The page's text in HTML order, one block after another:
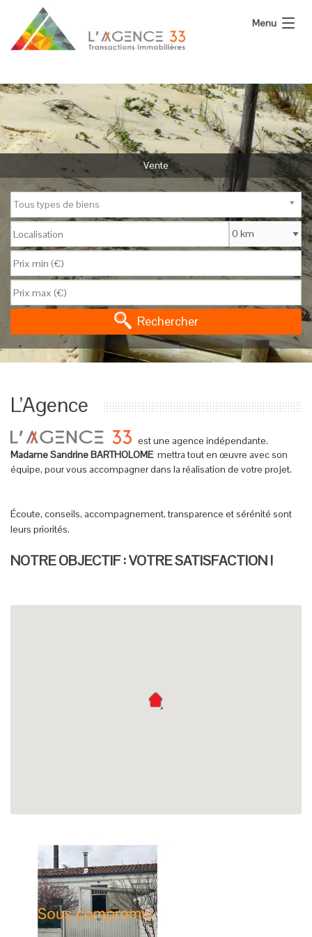
Menu
Nos Biens
Vous Vendez
Calculatrices
Actualité
Contact
Vente
Tous types de biens
Rechercher
L’Agence
est une agence indépendante.
Madame Sandrine BARTHOLOME mettra tout en œuvre avec son
équipe, pour vous accompagner dans la réalisation de votre projet.
Écoute, conseils, accompagnement, transparence et sérénité sont
leurs priorités.
NOTRE OBJECTIF : VOTRE SATISFACTION !